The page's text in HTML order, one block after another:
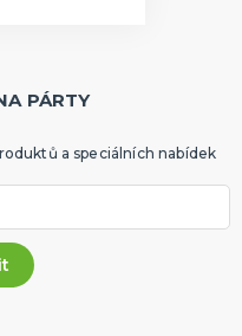
PÁRTY
a speciálních nabídek